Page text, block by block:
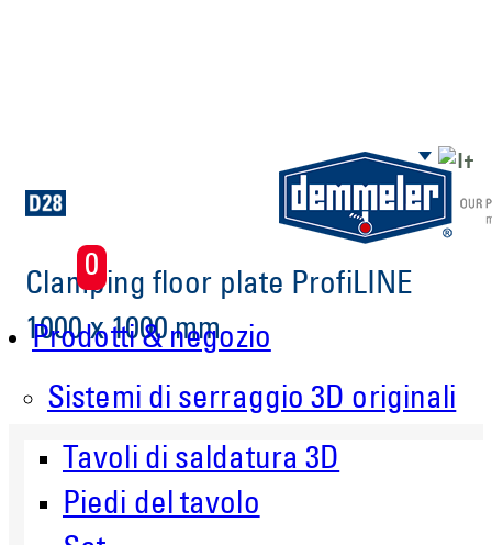
Skip to main content
0
Prodotti & negozio
Sistemi di serraggio 3D originali
Tavoli di saldatura 3D
Piedi del tavolo
Clamping floor plate ProfiLINE
1000 x 1000 mm